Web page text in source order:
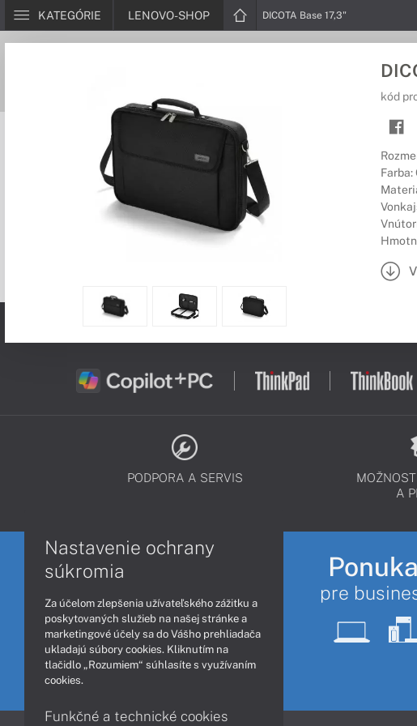
KATEGÓRIE LENOVO-SHOP DICOTA Base 17,3"
kód
Farba:
PODPORA A SERVIS
A
pre
Nastavenie ochrany
súkromia
Za účelom zlepšenia užívateľského zážitku a
poskytovaných služieb na našej stránke a
marketingové účely sa do Vášho prehliadača
ukladajú súbory cookies. Kliknutím na
tlačidlo „Rozumiem“ súhlasíte s využívaním
cookies.
Funkčné a technické cookies